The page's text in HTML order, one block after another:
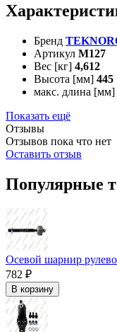
Бренд
Артикул M127
Вес [кг] 4,612
Высота [мм] 445
макс. длина [мм]
Показать ещё
Отзывы
Отзывов пока что нет
Оставить отзыв
Популярные
Осевой шарнир
782 ₽
В корзину